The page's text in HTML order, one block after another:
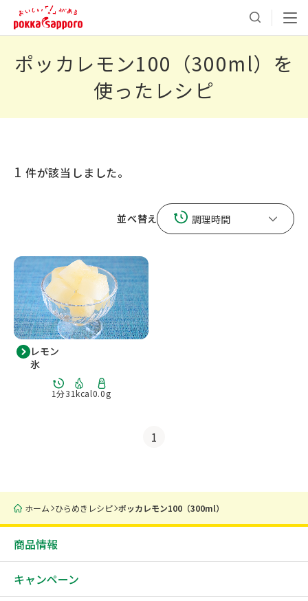
ポッカレモン100（300ml） を
使ったレシピ
1 件が該当しました。
並べ替え 調理時間
レモン
氷
1分31kcal0.0g
1
ホーム ひらめきレシピ ポッカレモン100（300ml）
商品情報
キャンペーン